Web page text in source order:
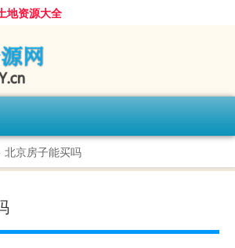
地资源大全
北京房子能买吗